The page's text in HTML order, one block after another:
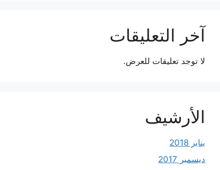
آخر التعليقات
لا توجد تعليقات للعرض.
الأرشيف
يناير 2018
ديسمبر 2017